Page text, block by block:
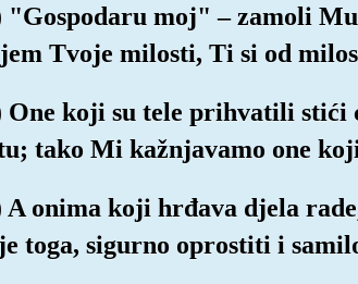
"Gospodaru moj" – zamoli
Tvoje milosti, Ti si od
One koji su tele prihvatili stići
tako Mi kažnjavamo one
A onima koji hrđava djela
toga, sigurno oprostiti i